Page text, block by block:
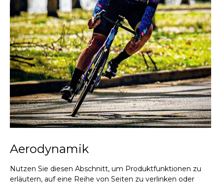
Aerodynamik
Nutzen Sie diesen Abschnitt, um Produktfunktionen zu
erläutern, auf eine Reihe von Seiten zu verlinken oder